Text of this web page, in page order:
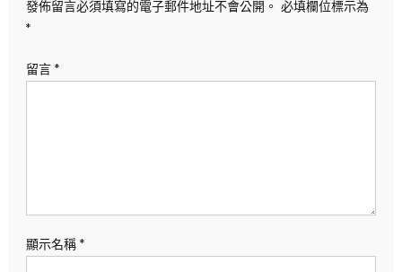
發佈留言必須填寫的電子郵件地址不會公開。 必填欄位標示為
*
留言 *
顯示名稱 *